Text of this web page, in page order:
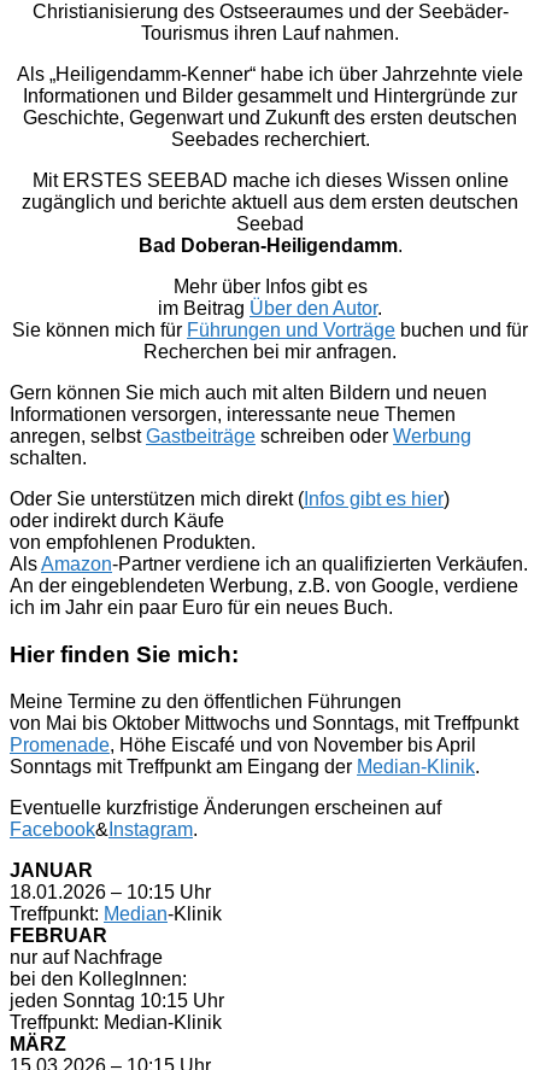
Christianisierung des Ostseeraumes und der Seebäder-
Tourismus ihren Lauf nahmen.
Als „Heiligendamm-Kenner“ habe ich über Jahrzehnte viele
Informationen und Bilder gesammelt und Hintergründe zur
Geschichte, Gegenwart und Zukunft des ersten deutschen
Seebades recherchiert.
Mit ERSTES SEEBAD mache ich dieses Wissen online
zugänglich und berichte aktuell aus dem ersten deutschen
Seebad
Bad Doberan-Heiligendamm.
Mehr über Infos gibt es
im Beitrag Über den Autor.
Sie können mich für Führungen und Vorträge buchen und für
Recherchen bei mir anfragen.
Gern können Sie mich auch mit alten Bildern und neuen
Informationen versorgen, interessante neue Themen
anregen, selbstGastbeiträge schreiben oder Werbung
schalten.
Oder Sie unterstützen mich direkt ( Infos gibt es hier)
oder indirekt durch Käufe
von empfohlenen Produkten.
AlsAmazon-Partner verdiene ich an qualifizierten Verkäufen.
An der eingeblendeten Werbung, z.B. von Google, verdiene
ich im Jahr ein paar Euro für ein neues Buch.
Hier finden Sie mich:
Meine Termine zu den öffentlichen Führungen
von Mai bis Oktober Mittwochs und Sonntags, mit Treffpunkt
Promenade, Höhe Eiscafé und von November bis April
Sonntags mit Treffpunkt am Eingang der Median-Klinik.
Eventuelle kurzfristige Änderungen erscheinen auf
Facebook& Instagram.
JANUAR
18.01.2026 – 10:15 Uhr
Treffpunkt: Median-Klinik
FEBRUAR
nur auf Nachfrage
bei den KollegInnen:
jeden Sonntag 10:15 Uhr
Treffpunkt: Median-Klinik
MÄRZ
15.03.2026 – 10:15 Uhr